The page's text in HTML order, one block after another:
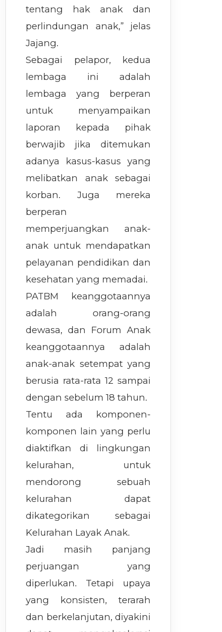
tentang hak anak dan
perlindungan anak,” jelas
Jajang.
Sebagai pelapor, kedua
lembaga ini adalah
lembaga yang berperan
untuk menyampaikan
laporan kepada pihak
berwajib jika ditemukan
adanya kasus-kasus yang
melibatkan anak sebagai
korban. Juga mereka
berperan
memperjuangkan anak-
anak untuk mendapatkan
pelayanan pendidikan dan
kesehatan yang memadai.
PATBM keanggotaannya
adalah orang-orang
dewasa, dan Forum Anak
keanggotaannya adalah
anak-anak setempat yang
berusia rata-rata 12 sampai
dengan sebelum 18 tahun.
Tentu ada komponen-
komponen lain yang perlu
diaktifkan di lingkungan
kelurahan, untuk
mendorong sebuah
kelurahan dapat
dikategorikan sebagai
Kelurahan Layak Anak.
Jadi masih panjang
perjuangan yang
diperlukan. Tetapi upaya
yang konsisten, terarah
dan berkelanjutan, diyakini